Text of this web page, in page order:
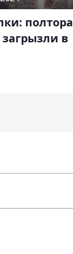
полтора
в